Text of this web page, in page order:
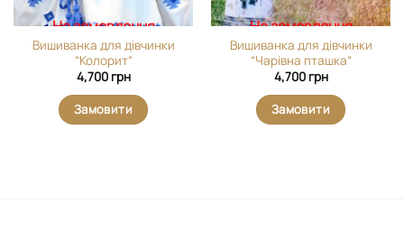
На замовлення
Вишиванка для дівчинки
“Колорит”
4,700 грн
Замовити
На замовлення
Вишиванка для дівчинки
“Чарівна пташка”
4,700 грн
Замовити